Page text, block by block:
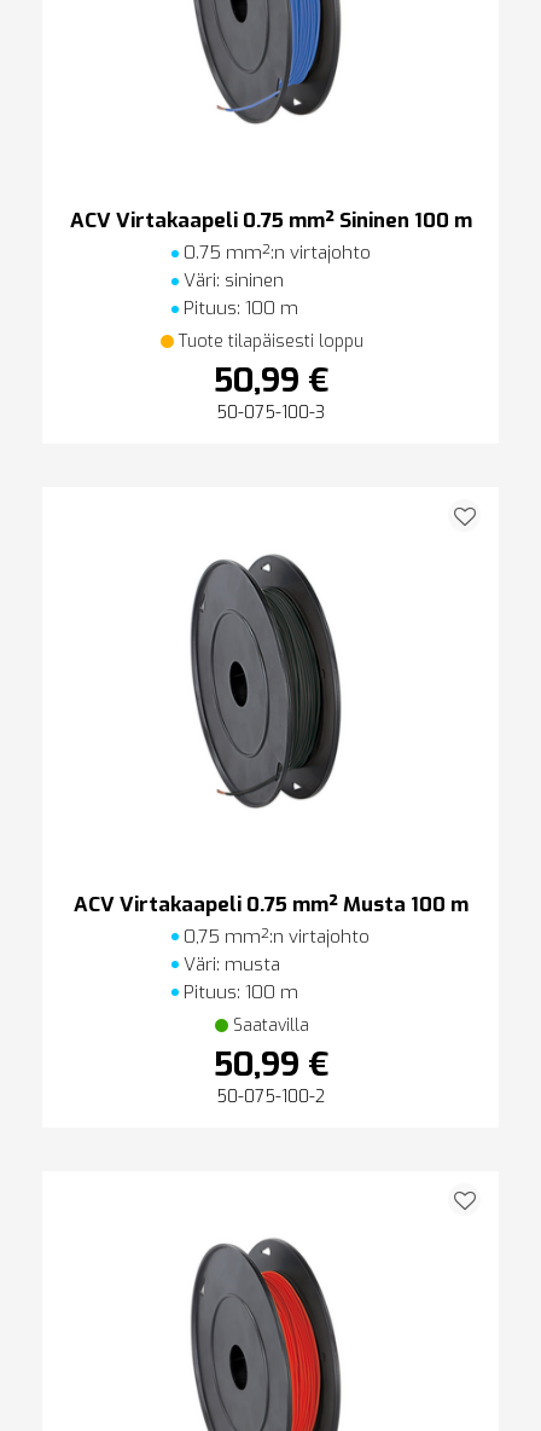
ACV Virtakaapeli 0.75 mm² Sininen 100 m
0.75 mm²:n virtajohto
Väri: sininen
Pituus: 100 m
Tuote tilapäisesti loppu
50,99 €
50-075-100-3
ACV Virtakaapeli 0.75 mm² Musta 100 m
0,75 mm²:n virtajohto
Väri: musta
Pituus: 100 m
Saatavilla
50,99 €
50-075-100-2